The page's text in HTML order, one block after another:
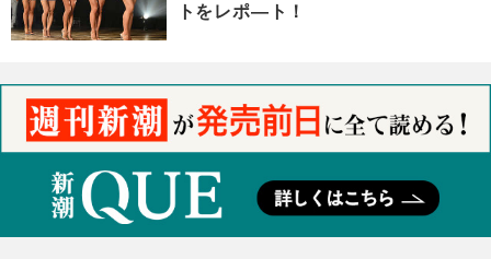
トをレポ―ト！